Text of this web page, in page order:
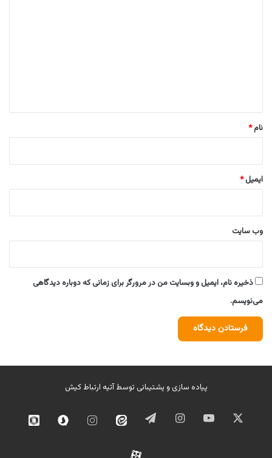
نام*
ایمیل*
وب‌ سایت
ذخیره نام، ایمیل و وبسایت من در مرورگر برای زمانی که دوباره دیدگاهی
می‌نویسم.
پیاده سازی و پشتیبانی توسطآتیه ارتباط کیش
ایکس یوتیوب اینستاگرامتلگرام ایتا
اینستاگرامسروش